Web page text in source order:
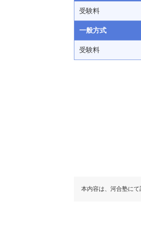
受験料
一般方式
受験料
本内容は、河合塾に